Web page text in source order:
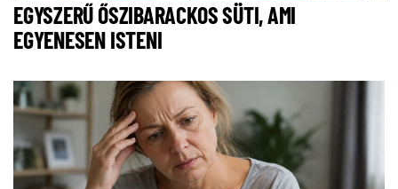
EGYSZERŰ ŐSZIBARACKOS SÜTI, AMI
EGYENESEN ISTENI